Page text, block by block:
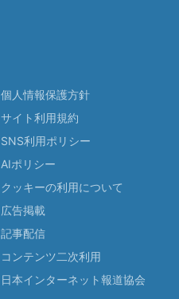
個人情報保護方針
サイト利用規約
SNS利用ポリシー
AIポリシー
クッキーの利用について
広告掲載
記事配信
コンテンツ二次利用
日本インターネット報道協会